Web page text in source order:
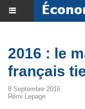
2016 : le
français
8 Septembre 2016
Rémi Lepage